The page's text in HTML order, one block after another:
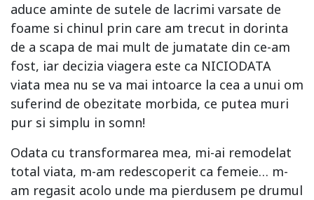
aduce aminte de sutele de lacrimi varsate de
foame si chinul prin care am trecut in dorinta
de a scapa de mai mult de jumatate din ce-am
fost, iar decizia viagera este ca NICIODATA
viata mea nu se va mai intoarce la cea a unui om
suferind de obezitate morbida, ce putea muri
pur si simplu in somn!
Odata cu transformarea mea, mi-ai remodelat
total viata, m-am redescoperit ca femeie… m-
am regasit acolo unde ma pierdusem pe drumul